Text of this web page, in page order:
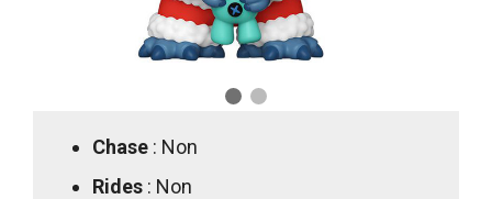
Chase : Non
Rides : Non